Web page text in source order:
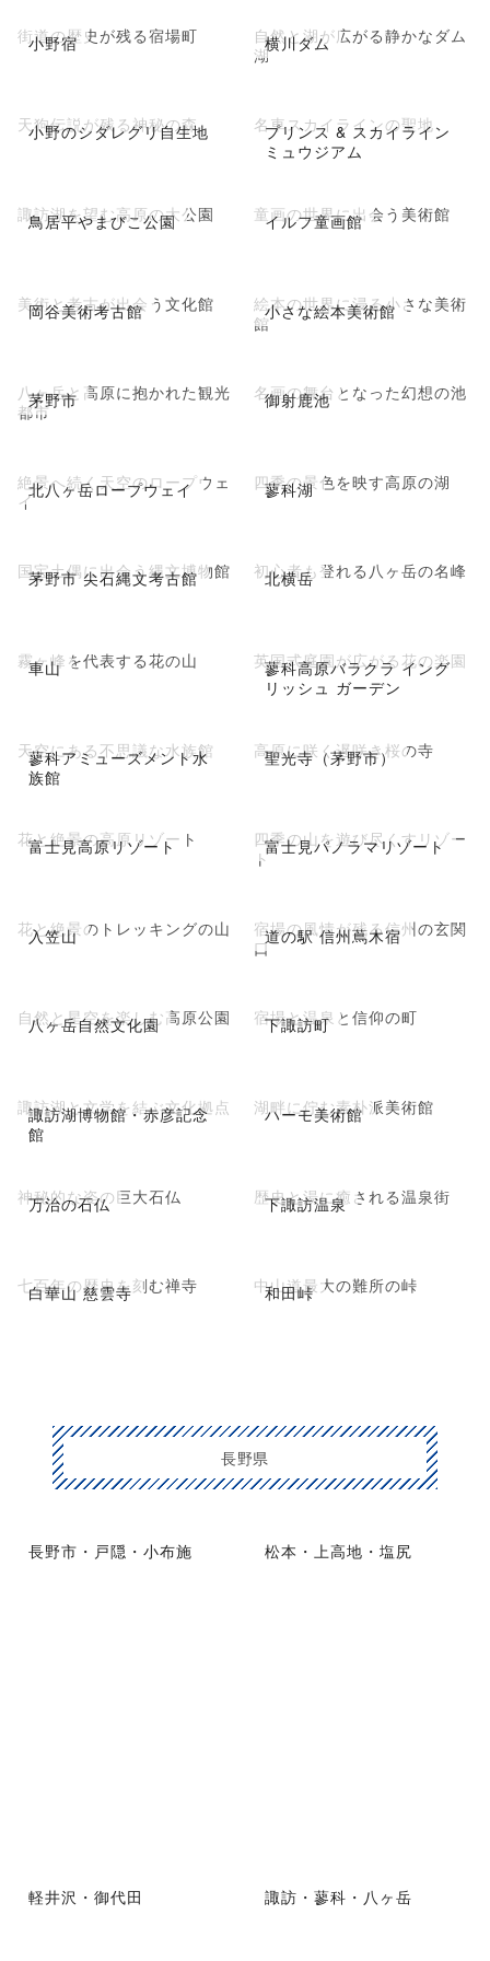
小野宿
街道の歴史が残る宿場町 横川ダム
自然と湖が広がる静かなダム
湖
小野のシダレグリ自生地
天狗伝説が残る神秘の森
プリンス & スカイライン
ミュウジアム
名車スカイラインの聖地
鳥居平やまびこ公園
諏訪湖を望む高原の大公園 イルフ童画館
童画の世界に出会う美術館
岡谷美術考古館
美術と考古が出会う文化館 小さな絵本美術館
絵本の世界に浸る小さな美術
館
茅野市
八ヶ岳と高原に抱かれた観光
都市
御射鹿池
名画の舞台となった幻想の池
北八ヶ岳ロープウェイ
絶景へ続く天空のロープウェ
イ
蓼科湖
四季の景色を映す高原の湖
茅野市 尖石縄文考古館
国宝土偶に出会う縄文博物館 北横岳
初心者も登れる八ヶ岳の名峰
車山
霧ヶ峰を代表する花の山
蓼科高原バラクラ イング
リッシュ ガーデン
英国式庭園が広がる花の楽園
蓼科アミューズメント水
族館
天空にある不思議な水族館 聖光寺（茅野市）
高原に咲く遅咲き桜の寺
富士見高原リゾート
花と絶景の高原リゾート 富士見パノラマリゾート
四季の山を遊び尽くすリゾー
ト
入笠山
花と絶景のトレッキングの山 道の駅 信州蔦木宿
宿場の風情が残る信州の玄関
口
八ヶ岳自然文化園
自然と星空を楽しむ高原公園 下諏訪町
宿場と温泉と信仰の町
諏訪湖博物館・赤彦記念
館
諏訪湖と文学を結ぶ文化拠点 ハーモ美術館
湖畔に佇む素朴派美術館
万治の石仏
神秘的な姿の巨大石仏 下諏訪温泉
歴史と湯に癒される温泉街
白華山 慈雲寺
七百年の歴史を刻む禅寺 和田峠
中山道最大の難所の峠
長野県
長野市・戸隠・小布施 松本・上高地・塩尻
軽井沢・御代田 諏訪・蓼科・八ヶ岳